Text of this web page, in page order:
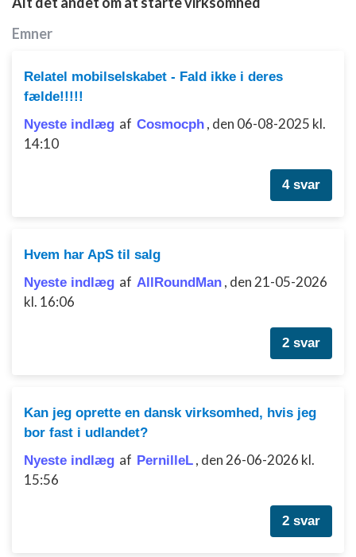
Emner
Relatel mobilselskabet - Fald ikke i deres
fælde!!!!!
Nyeste indlæg af Cosmocph , den 06-08-2025 kl.
14:10
4 svar
Hvem har ApS til salg
Nyeste indlæg af AllRoundMan , den 21-05-2026
kl. 16:06
2 svar
Kan jeg oprette en dansk virksomhed, hvis jeg
bor fast i udlandet?
Nyeste indlæg af PernilleL , den 26-06-2026 kl.
15:56
2 svar